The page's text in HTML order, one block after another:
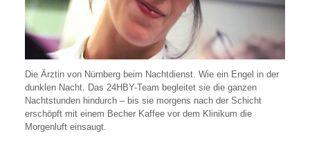
Die Ärztin von Nürnberg beim Nachtdienst. Wie ein Engel in der
dunklen Nacht. Das 24HBY-Team begleitet sie die ganzen
Nachtstunden hindurch – bis sie morgens nach der Schicht
erschöpft mit einem Becher Kaffee vor dem Klinikum die
Morgenluft einsaugt.